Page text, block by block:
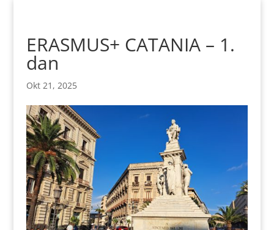
ERASMUS+ CATANIA – 1.
dan
Okt 21, 2025